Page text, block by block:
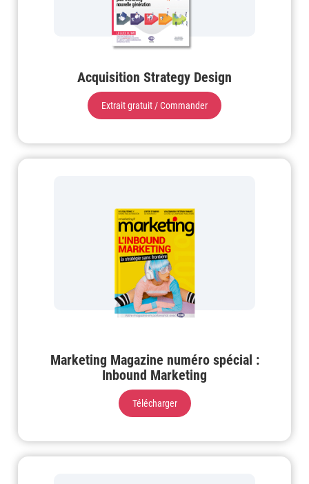
Acquisition Strategy Design
Extrait gratuit / Commander
Marketing Magazine numéro spécial :
Inbound Marketing
Télécharger